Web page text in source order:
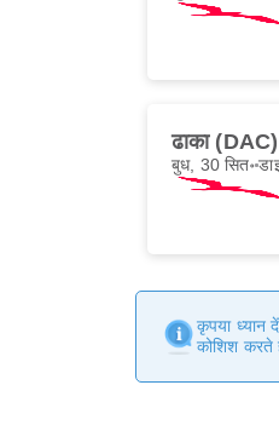
ढाका (DAC)
बुध, 30 सित॰
कृपया ध्यान
कोशिश करते